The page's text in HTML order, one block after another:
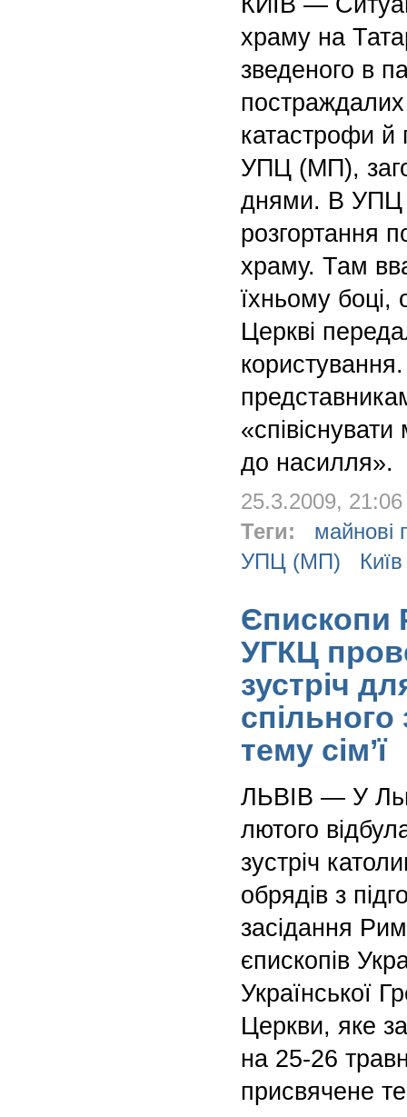
храму на
зведеного в
катастрофи й
УПЦ (МП),
днями. В УПЦ
розгортання
храму. Там
їхньому боці,
Церкві
до насилля».
25.3.2009,
Теги:
майнові
УПЦ (МП)
Київ
Єпископи
УГКЦ
зустріч
спільного
тему сім’ї
ЛЬВІВ — У
лютого
зустріч
обрядів з
засідання
єпископів
Української
Церкви, яке
на 25-26
присвячене